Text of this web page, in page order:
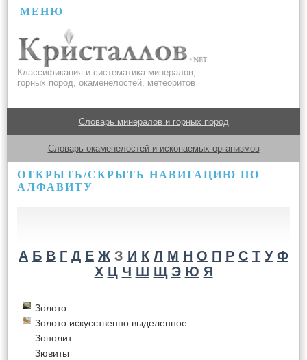
МЕНЮ
Классификация и систематика минералов,
горных пород, окаменелостей, метеоритов
Словарь минералов и горных пород
Словарь окаменелостей и ископаемых организмов
ОТКРЫТЬ/СКРЫТЬ НАВИГАЦИЮ ПО
АЛФАВИТУ
А Б В Г Д Е Ж З И К Л М Н О П Р С Т У Ф
Х Ц Ч Ш Щ Э Ю Я
Золото
Золото искусственно выделенное
Зонолит
Зювиты